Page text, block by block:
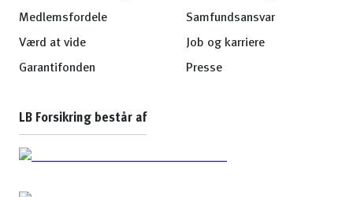
Medlemsfordele
Værd at vide
Garantifonden
Samfundsansvar
Job og karriere
Presse
LB Forsikring består af